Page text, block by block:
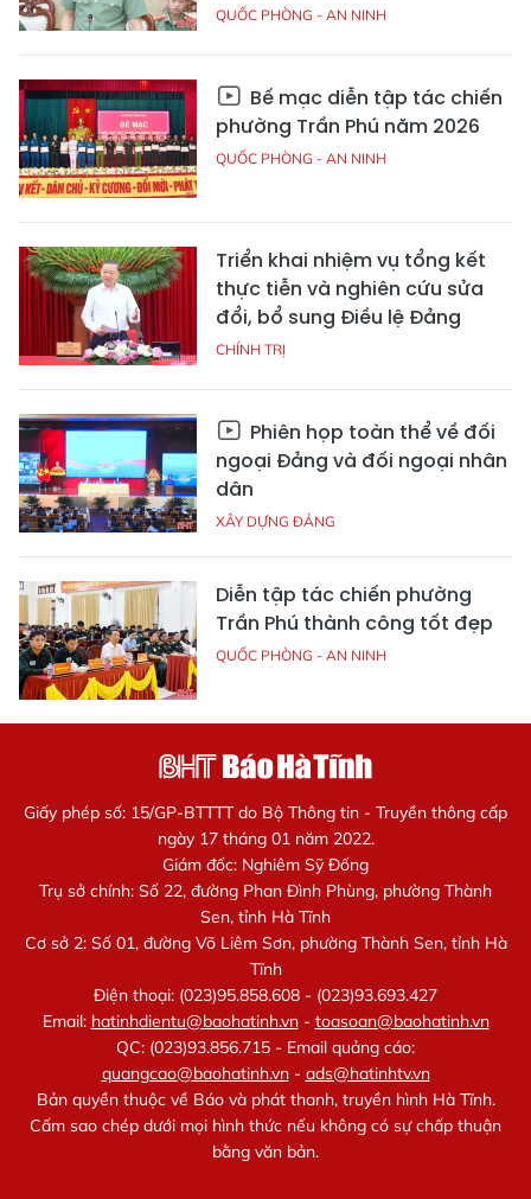
QUỐC PHÒNG - AN NINH
Bế mạc diễn tập tác chiến
phường Trần Phú năm 2026
QUỐC PHÒNG - AN NINH
Triển khai nhiệm vụ tổng kết
thực tiễn và nghiên cứu sửa
đổi, bổ sung Điều lệ Đảng
CHÍNH TRỊ
Phiên họp toàn thể về đối
ngoại Đảng và đối ngoại nhân
dân
XÂY DỰNG ĐẢNG
Diễn tập tác chiến phường
Trần Phú thành công tốt đẹp
QUỐC PHÒNG - AN NINH
Giấy phép số: 15/GP-BTTTT do Bộ Thông tin - Truyền thông cấp
ngày 17 tháng 01 năm 2022.
Giám đốc: Nghiêm Sỹ Đống
Trụ sở chính: Số 22, đường Phan Đình Phùng, phường Thành
Sen, tỉnh Hà Tĩnh
Cơ sở 2: Số 01, đường Võ Liêm Sơn, phường Thành Sen, tỉnh Hà
Tĩnh
Điện thoại: (023)95.858.608 - (023)93.693.427
Email: hatinhdientu@baohatinh.vn- toasoan@baohatinh.vn
QC: (023)93.856.715 - Email quảng cáo:
quangcao@baohatinh.vn- ads@hatinhtv.vn
Bản quyền thuộc về Báo và phát thanh, truyền hình Hà Tĩnh.
Cấm sao chép dưới mọi hình thức nếu không có sự chấp thuận
bằng văn bản.